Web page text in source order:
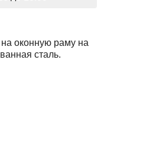
оконную раму на
сталь.